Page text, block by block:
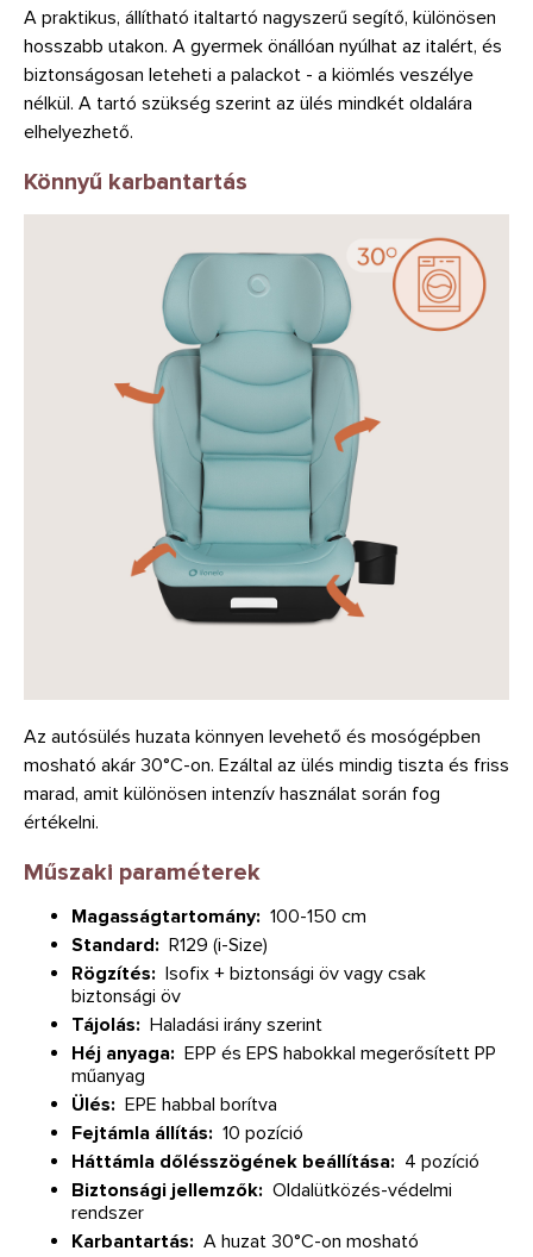
A praktikus, állítható italtartó nagyszerű segítő, különösen
hosszabb utakon. A gyermek önállóan nyúlhat az italért, és
biztonságosan leteheti a palackot - a kiömlés veszélye
nélkül. A tartó szükség szerint az ülés mindkét oldalára
elhelyezhető.
Könnyű karbantartás
Az autósülés huzata könnyen levehető és mosógépben
mosható akár 30°C-on. Ezáltal az ülés mindig tiszta és friss
marad, amit különösen intenzív használat során fog
értékelni.
Műszaki paraméterek
Magasságtartomány: 100-150 cm
Standard: R129 (i-Size)
Rögzítés: Isofix + biztonsági öv vagy csak
biztonsági öv
Tájolás: Haladási irány szerint
Héj anyaga: EPP és EPS habokkal megerősített PP
műanyag
Ülés: EPE habbal borítva
Fejtámla állítás: 10 pozíció
Háttámla dőlésszögének beállítása: 4 pozíció
Biztonsági jellemzők: Oldalütközés-védelmi
rendszer
Karbantartás: A huzat 30°C-on mosható